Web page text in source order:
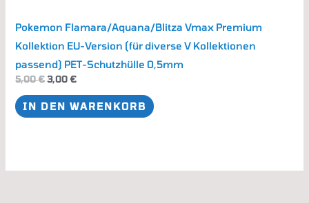
Pokemon Flamara/Aquana/Blitza Vmax Premium
Kollektion EU-Version (für diverse V Kollektionen
passend) PET-Schutzhülle 0,5mm
5,00€3,00 €
IN DEN WARENKORB